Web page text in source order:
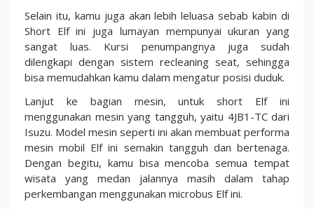
Selain itu, kamu juga akan lebih leluasa sebab kabin di
Short Elf ini juga lumayan mempunyai ukuran yang
sangat luas. Kursi penumpangnya juga sudah
dilengkapi dengan sistem recleaning seat, sehingga
bisa memudahkan kamu dalam mengatur posisi duduk.
Lanjut ke bagian mesin, untuk short Elf ini
menggunakan mesin yang tangguh, yaitu 4JB1-TC dari
Isuzu. Model mesin seperti ini akan membuat performa
mesin mobil Elf ini semakin tangguh dan bertenaga.
Dengan begitu, kamu bisa mencoba semua tempat
wisata yang medan jalannya masih dalam tahap
perkembangan menggunakan microbus Elf ini.